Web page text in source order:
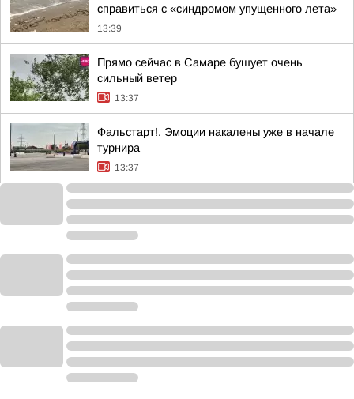
справиться с «синдромом упущенного лета»
13:39
Прямо сейчас в Самаре бушует очень
сильный ветер
13:37
Фальстарт!. Эмоции накалены уже в начале
турнира
13:37